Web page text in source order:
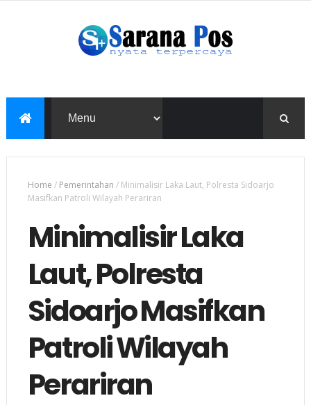
Home / Pemerintahan / Minimalisir Laka Laut, Polresta Sidoarjo
Masifkan Patroli Wilayah Perariran
Minimalisir Laka
Laut, Polresta
Sidoarjo Masifkan
Patroli Wilayah
Perariran